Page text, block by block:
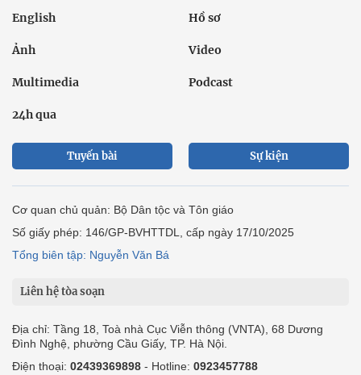
English Hồ sơ
Ảnh Video
Multimedia Podcast
24h qua
Tuyến bài Sự kiện
Cơ quan chủ quản: Bộ Dân tộc và Tôn giáo
Số giấy phép: 146/GP-BVHTTDL, cấp ngày 17/10/2025
Tổng biên tập: Nguyễn Văn Bá
Liên hệ tòa soạn
Địa chỉ: Tầng 18, Toà nhà Cục Viễn thông (VNTA), 68 Dương
Đình Nghệ, phường Cầu Giấy, TP. Hà Nội.
Điện thoại: 02439369898 - Hotline: 0923457788